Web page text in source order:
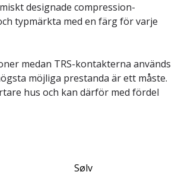
designade compression-
typmärkta med en färg för varje
medan TRS-kontakterna används
möjliga prestanda är ett måste.
hus och kan därför med fördel
Sølv